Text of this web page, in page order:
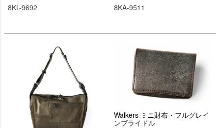
8KL-9692 8KA-9511
Walkers ミニ財布・フルグレイ
ンブライドル